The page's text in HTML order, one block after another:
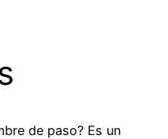
de paso? Es un